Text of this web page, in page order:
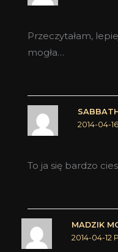
Przeczytałam,
mogła…
2014-04-
To ja się bardzo
MADZIK
2014-04-12